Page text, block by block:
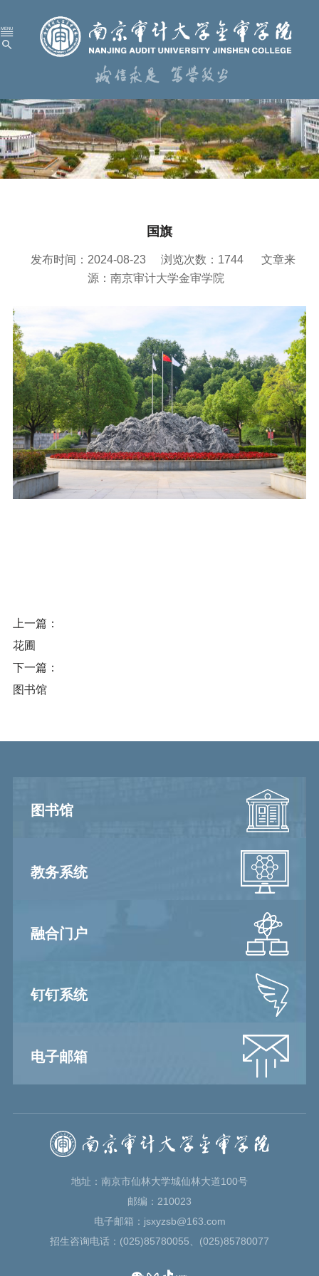
学校概况
机构设置
人才培养
党建工作
信息公开
意见快递站
融合门户 校园邮箱 访客申请 WebVPN
国旗
发布时间：2024-08-23 浏览次数： 1744
文章来
源：南京审计大学金审学院
上一篇：
花圃
下一篇：
图书馆
图书馆
教务系统
融合门户
钉钉系统
电子邮箱
地址：南京市仙林大学城仙林大道100号
邮编：210023
电子邮箱：jsxyzsb@163.com
招生咨询电话：(025)85780055、(025)85780077